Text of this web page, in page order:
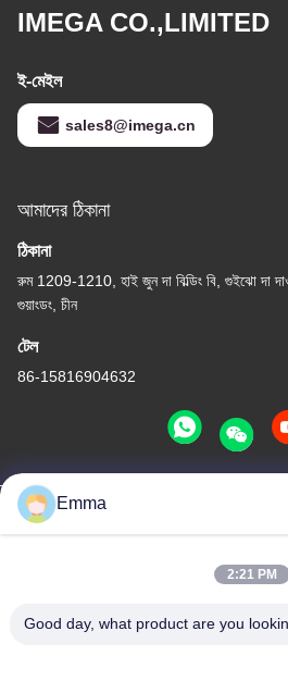
IMEGA CO.,LIMITED
ই-মেইল
sales8@imega.cn
আমাদের ঠিকানা
ঠিকানা
রুম 1209-1210, হাই জুন দা বিল্ডিং বি, গুইঝো দা
গুয়াংডং, চীন
টেল
86-15816904632
চীন ভালো মানের মেটাল কীচেন হোল্ডার
IMEGA COMPANY LIMITED IMEGA
Emma
2:21 PM
Good day, what product are you